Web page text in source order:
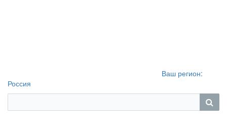
Ваш регион:
Россия